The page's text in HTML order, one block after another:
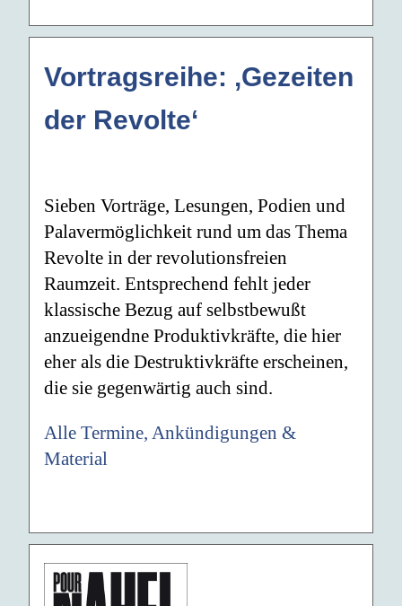
Vortragsreihe: ‚Gezeiten
der Revolte‘
Sieben Vorträge, Lesungen, Podien und
Palavermöglichkeit rund um das Thema
Revolte in der revolutionsfreien
Raumzeit. Entsprechend fehlt jeder
klassische Bezug auf selbstbewußt
anzueigendne Produktivkräfte, die hier
eher als die Destruktivkräfte erscheinen,
die sie gegenwärtig auch sind.
Alle Termine, Ankündigungen &
Material